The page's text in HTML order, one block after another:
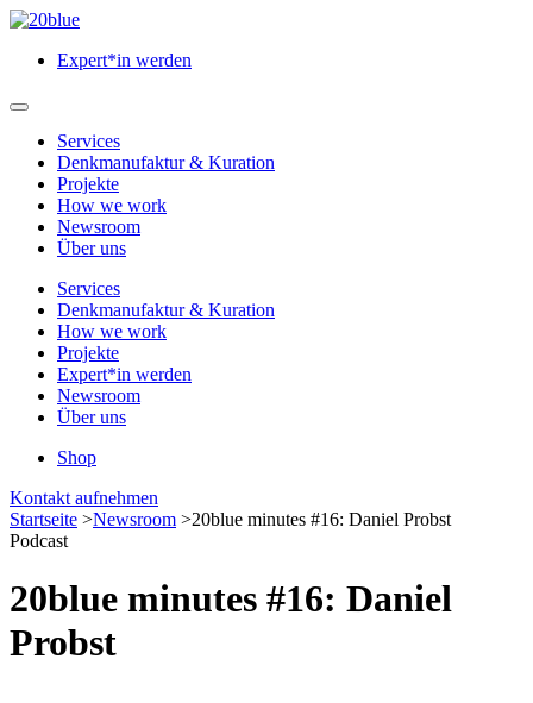
Zum
springenExpert*in werden
Hauptmenü
öffnenServices
Denkmanufaktur & Kuration
Projekte
How we work
Newsroom
Über uns
Services
Denkmanufaktur & Kuration
How we work
Projekte
Expert*in werden
Newsroom
Über uns
Shop
Menü
schließen
Kontakt aufnehmen
Startseite >Newsroom >20blue minutes #16: Daniel Probst
Podcast
20blue minutes #16: Daniel
Probst